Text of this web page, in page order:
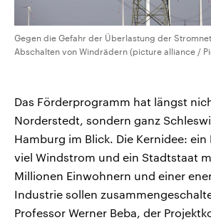
Gegen die Gefahr der Überlastung der
Abschalten von Windrädern (picture alliance /
Das Förderprogramm hat längst
Norderstedt, sondern ganz
Hamburg im Blick. Die Kernidee:
viel Windstrom und ein Stadtstaat
Millionen Einwohnern und einer
Industrie sollen
Professor Werner Beba, der